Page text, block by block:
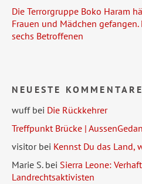
Die Terrorgruppe Boko Haram
Frauen und Mädchen gefangen.
sechs Betroffenen
NEUESTE KOMMENTARE
wuffbei Die Rückkehrer
Treffpunkt Brücke |
visitorbei Kennst Du das Land,
Marie S.bei Sierra Leone:
Landrechtsaktivisten